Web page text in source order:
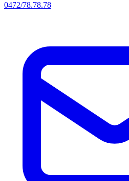
0472/78.78.78